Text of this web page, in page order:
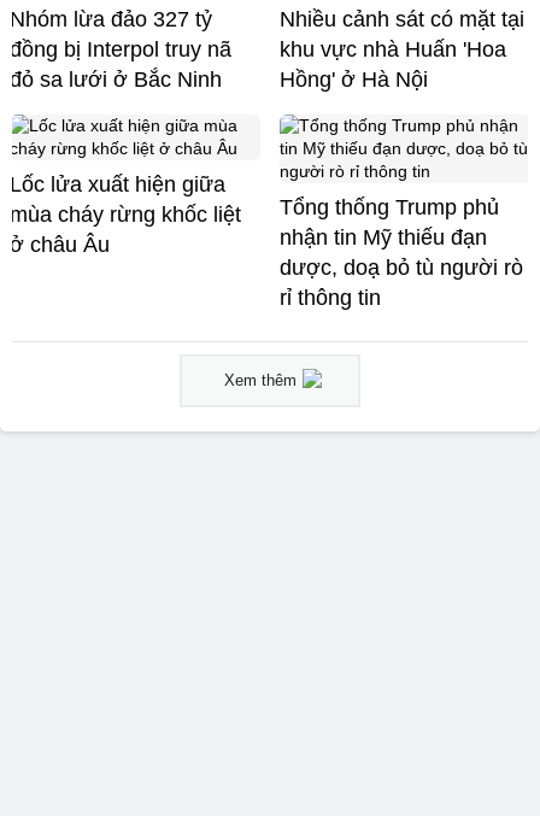
Nhóm lừa đảo 327 tỷ
đồng bị Interpol truy nã
đỏ sa lưới ở Bắc Ninh
Nhiều cảnh sát có mặt tại
khu vực nhà Huấn 'Hoa
Hồng' ở Hà Nội
Lốc lửa xuất hiện giữa
mùa cháy rừng khốc liệt
ở châu Âu
Tổng thống Trump phủ
nhận tin Mỹ thiếu đạn
dược, doạ bỏ tù người rò
rỉ thông tin
Xem thêm